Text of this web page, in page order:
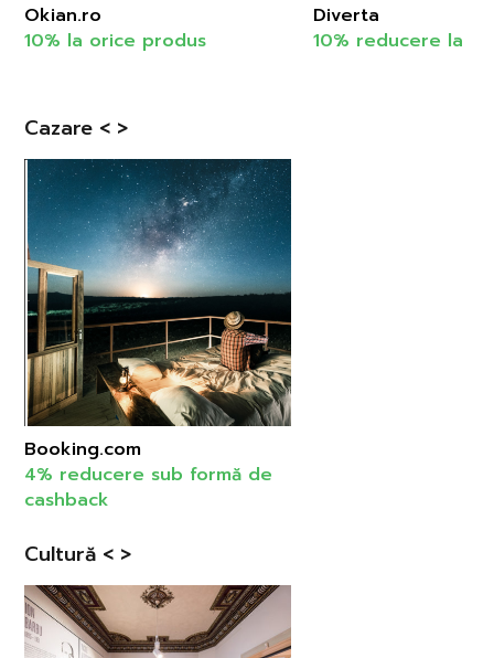
Okian.ro
10% la orice produs
Diverta
10% reducere la
Cazare < >
Booking.com
4% reducere sub formă de
cashback
Cultură < >